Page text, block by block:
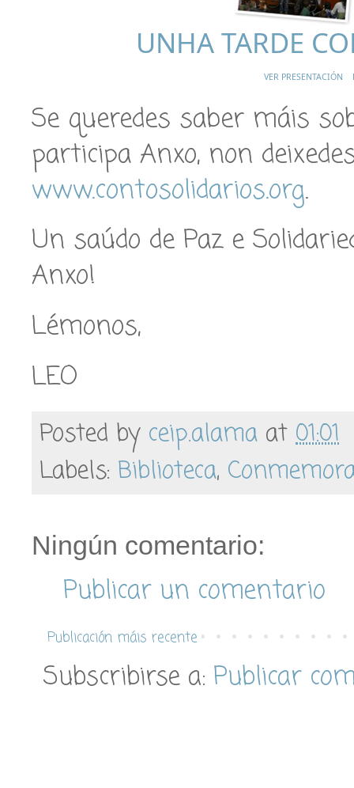
UNHA TARDE
VER PRESENTACIÓN
Se queredes saber máis
participa Anxo, non
www.contosolidarios.org.
Un saúdo de Paz e
Anxo!
Lémonos,
LEO
Posted by ceip.alama at 01:01
Labels: Biblioteca,
Ningún comentario:
Publicar un comentario
Publicación máis recente
Subscribirse a: Publicar